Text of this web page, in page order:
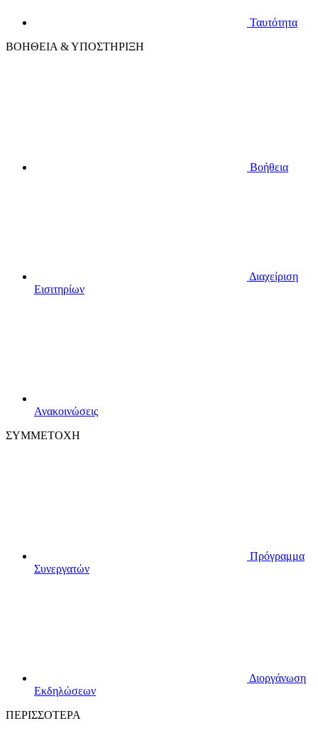
Ταυτότητα
ΒΟΗΘΕΙΑ & ΥΠΟΣΤΗΡΙΞΗ
Βοήθεια
Διαχείριση
Εισιτηρίων
Ανακοινώσεις
ΣΥΜΜΕΤΟΧΗ
Πρόγραμμα
Συνεργατών
Διοργάνωση
Εκδηλώσεων
ΠΕΡΙΣΣΟΤΕΡΑ